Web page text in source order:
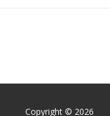
Copyright © 2026